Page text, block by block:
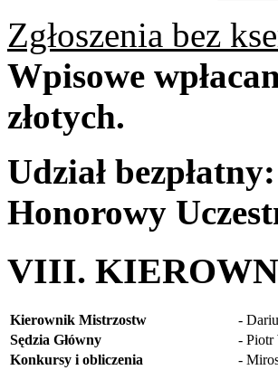
Zgłoszenia bez
Wpisowe
złotych.
Udział bezpłatny:
Honorowy
VIII.
Kierownik Mistrzostw
-
Sędzia Główny
- Piotr
Konkursy i obliczenia
-